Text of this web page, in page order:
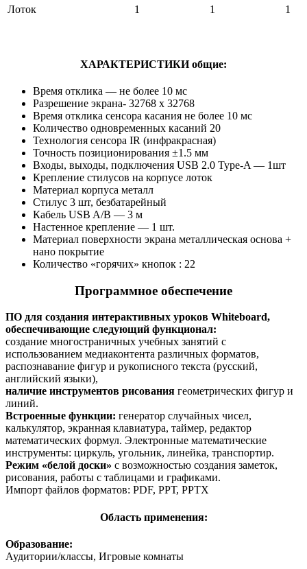
Лоток
1 1 1
ХАРАКТЕРИСТИКИ общие:
Время отклика — не более 10 мс
Разрешение экрана- 32768 x 32768
Время отклика сенсора касания не более 10 мс
Количество одновременных касаний 20
Технология сенсора IR (инфракрасная)
Точность позиционирования ±1.5 мм
Входы, выходы, подключения USB 2.0 Type-A — 1шт
Крепление стилусов на корпусе лоток
Материал корпуса металл
Стилус 3 шт, безбатарейный
Кабель USB A/B — 3 м
Настенное крепление — 1 шт.
Материал поверхности экрана металлическая основа +
нано покрытие
Количество «горячих» кнопок : 22
Программное обеспечение
ПО для создания интерактивных уроков Whiteboard,
обеспечивающие следующий функционал:
создание многостраничных учебных занятий с
использованием медиаконтента различных форматов,
распознавание фигур и рукописного текста (русский,
английский языки),
наличие инструментов рисования геометрических фигур и
линий.
Встроенные функции: генератор случайных чисел,
калькулятор, экранная клавиатура, таймер, редактор
математических формул. Электронные математические
инструменты: циркуль, угольник, линейка, транспортир.
Режим «белой доски» с возможностью создания заметок,
рисования, работы с таблицами и графиками.
Импорт файлов форматов: РDF, РРТ, РРТХ
Область применения:
Образование:
Аудитории/классы, Игровые комнаты